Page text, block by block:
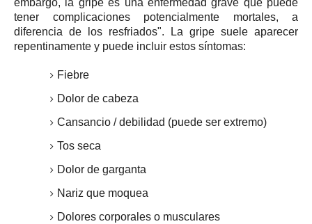
embargo, la gripe es una enfermedad grave que puede
tener complicaciones potencialmente mortales, a
diferencia de los resfriados".
La gripe suele aparecer
repentinamente y puede incluir estos síntomas:
Fiebre
Dolor de cabeza
Cansancio / debilidad (puede ser extremo)
Tos seca
Dolor de garganta
Nariz que moquea
Dolores corporales o musculares